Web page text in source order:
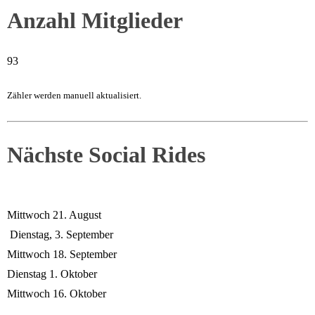
Anzahl Mitglieder
93
Zähler werden manuell aktualisiert.
Nächste Social Rides
Mittwoch 21. August
Dienstag, 3. September
Mittwoch 18. September
Dienstag 1. Oktober
Mittwoch 16. Oktober